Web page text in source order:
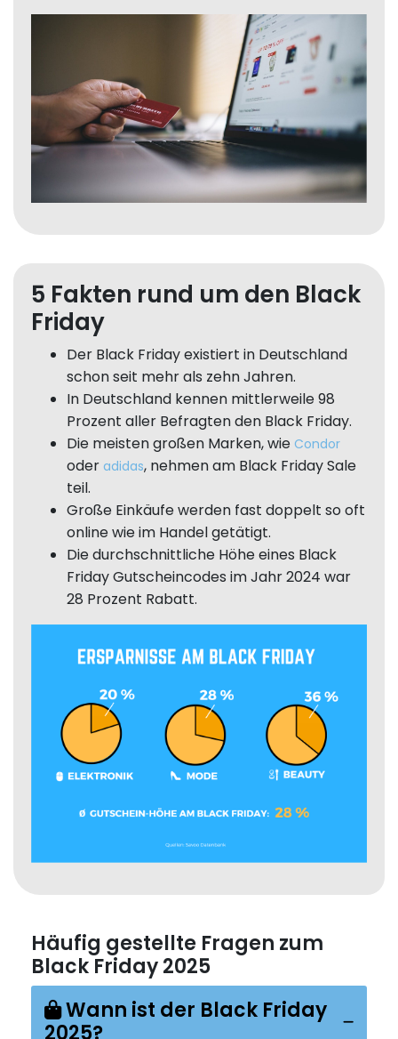
5 Fakten rund um den Black
Friday
Der Black Friday existiert in Deutschland
schon seit mehr als zehn Jahren.
In Deutschland kennen mittlerweile 98
Prozent aller Befragten den Black Friday.
Die meisten großen Marken, wie Condor
oder adidas, nehmen am Black Friday Sale
teil.
Große Einkäufe werden fast doppelt so oft
online wie im Handel getätigt.
Die durchschnittliche Höhe eines Black
Friday Gutscheincodes im Jahr 2024 war
28 Prozent Rabatt.
Häufig gestellte Fragen zum
Black Friday 2025
Wann ist der Black Friday
2025?